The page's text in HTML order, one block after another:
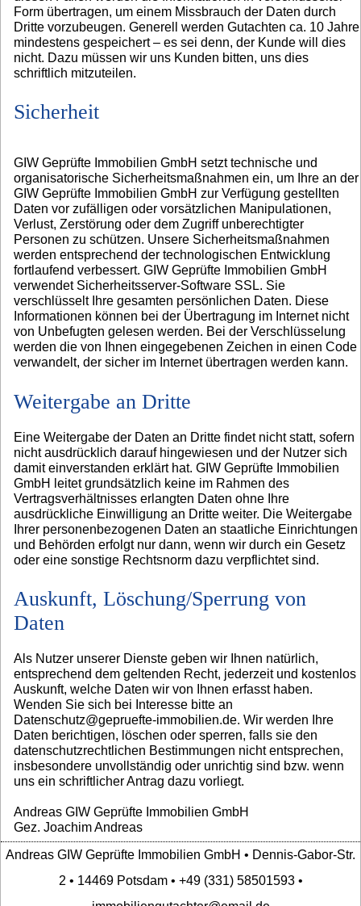
Form übertragen, um einem Missbrauch der Daten durch
Dritte vorzubeugen. Generell werden Gutachten ca. 10 Jahre
mindestens gespeichert – es sei denn, der Kunde will dies
nicht. Dazu müssen wir uns Kunden bitten, uns dies
schriftlich mitzuteilen.
Sicherheit
GIW Geprüfte Immobilien GmbH setzt technische und
organisatorische Sicherheitsmaßnahmen ein, um Ihre an der
GIW Geprüfte Immobilien GmbH zur Verfügung gestellten
Daten vor zufälligen oder vorsätzlichen Manipulationen,
Verlust, Zerstörung oder dem Zugriff unberechtigter
Personen zu schützen. Unsere Sicherheitsmaßnahmen
werden entsprechend der technologischen Entwicklung
fortlaufend verbessert. GIW Geprüfte Immobilien GmbH
verwendet Sicherheitsserver-Software SSL. Sie
verschlüsselt Ihre gesamten persönlichen Daten. Diese
Informationen können bei der Übertragung im Internet nicht
von Unbefugten gelesen werden. Bei der Verschlüsselung
werden die von Ihnen eingegebenen Zeichen in einen Code
verwandelt, der sicher im Internet übertragen werden kann.
Weitergabe an Dritte
Eine Weitergabe der Daten an Dritte findet nicht statt, sofern
nicht ausdrücklich darauf hingewiesen und der Nutzer sich
damit einverstanden erklärt hat. GIW Geprüfte Immobilien
GmbH leitet grundsätzlich keine im Rahmen des
Vertragsverhältnisses erlangten Daten ohne Ihre
ausdrückliche Einwilligung an Dritte weiter. Die Weitergabe
Ihrer personenbezogenen Daten an staatliche Einrichtungen
und Behörden erfolgt nur dann, wenn wir durch ein Gesetz
oder eine sonstige Rechtsnorm dazu verpflichtet sind.
Auskunft, Löschung/Sperrung von
Daten
Als Nutzer unserer Dienste geben wir Ihnen natürlich,
entsprechend dem geltenden Recht, jederzeit und kostenlos
Auskunft, welche Daten wir von Ihnen erfasst haben.
Wenden Sie sich bei Interesse bitte an
Datenschutz@gepruefte-immobilien.de. Wir werden Ihre
Daten berichtigen, löschen oder sperren, falls sie den
datenschutzrechtlichen Bestimmungen nicht entsprechen,
insbesondere unvollständig oder unrichtig sind bzw. wenn
uns ein schriftlicher Antrag dazu vorliegt.
Andreas GIW Geprüfte Immobilien GmbH
Gez. Joachim Andreas
Andreas GIW Geprüfte Immobilien GmbH • Dennis-Gabor-Str.
2 • 14469 Potsdam • +49 (331) 58501593 •